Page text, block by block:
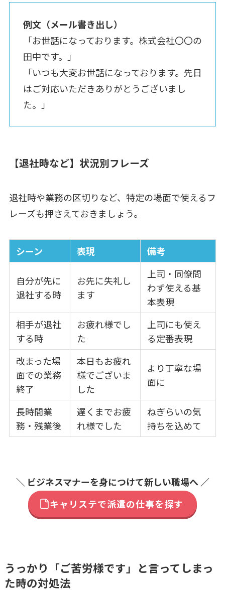
例文（メール書き出し）
「お世話になっております。株式会社〇〇の
田中です。」
「いつも大変お世話になっております。先日
はご対応いただきありがとうございまし
た。」
【退社時など】状況別フレーズ
退社時や業務の区切りなど、特定の場面で使えるフ
レーズも押さえておきましょう。
シーン 表現 備考
自分が先に
退社する時
お先に失礼し
ます
上司・同僚問
わず使える基
本表現
相手が退社
する時
お疲れ様でし
た
上司にも使え
る定番表現
改まった場
面での業務
終了
本日もお疲れ
様でございま
した
より丁寧な場
面に
長時間業
務・残業後
遅くまでお疲
れ様でした
ねぎらいの気
持ちを込めて
＼ ビジネスマナーを身につけて新しい職場へ ／
キャリステで派遣の仕事を探す
うっかり「ご苦労様です」と言ってしまっ
た時の対処法